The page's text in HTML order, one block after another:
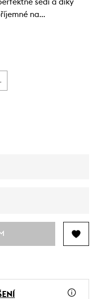
sedí a díky
na…